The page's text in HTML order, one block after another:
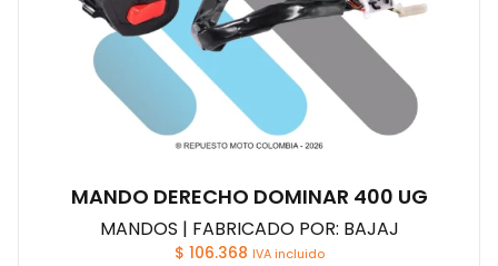
MANDO DERECHO DOMINAR 400 UG
MANDOS | FABRICADO POR: BAJAJ
$ 106.368 IVA incluido